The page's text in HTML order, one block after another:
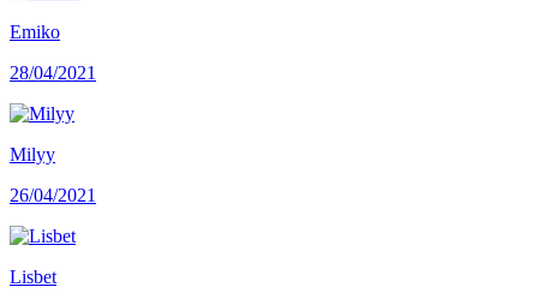
Emiko
28/04/2021
Milyy
26/04/2021
Lisbet